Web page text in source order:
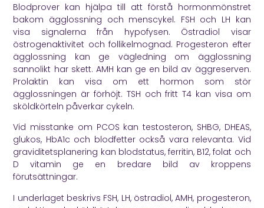
Blodprover kan hjälpa till att förstå hormonmönstret
bakom ägglossning och menscykel. FSH och LH kan
visa signalerna från hypofysen. Östradiol visar
östrogenaktivitet och follikelmognad. Progesteron efter
ägglossning kan ge vägledning om ägglossning
sannolikt har skett. AMH kan ge en bild av äggreserven.
Prolaktin kan visa om ett hormon som stör
ägglossningen är förhöjt. TSH och fritt T4 kan visa om
sköldkörteln påverkar cykeln.
Vid misstanke om PCOS kan testosteron, SHBG, DHEAS,
glukos, HbA1c och blodfetter också vara relevanta. Vid
graviditetsplanering kan blodstatus, ferritin, B12, folat och
D vitamin ge en bredare bild av kroppens
förutsättningar.
I underlaget beskrivs FSH, LH, östradiol, AMH, progesteron,